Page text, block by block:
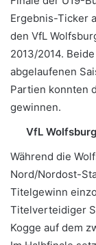
Ergebnis-Ticker
den VfL
2013/2014.
abgelaufenen
Partien konnten
gewinnen.
VfL
Während die
Nord/Nordost-
Titelgewinn
Titelverteidiger
Kogge auf dem